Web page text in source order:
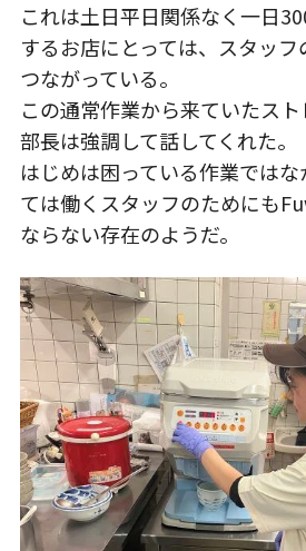
これは土日平日関係なく一日
するお店にとっては、スタッ
つながっている。
この通常作業から来ていたス
部長は強調して話してくれた。
はじめは困っている作業では
ては働くスタッフのためにも
ならない存在のようだ。